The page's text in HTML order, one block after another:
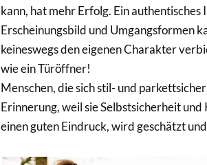
kann, hat mehr Erfolg. Ein
Erscheinungsbild und Umgangsformen
keineswegs den eigenen Charakter
wie ein Türöffner!
Menschen, die sich stil- und
Erinnerung, weil sie Selbstsicherheit
einen guten Eindruck, wird geschätzt